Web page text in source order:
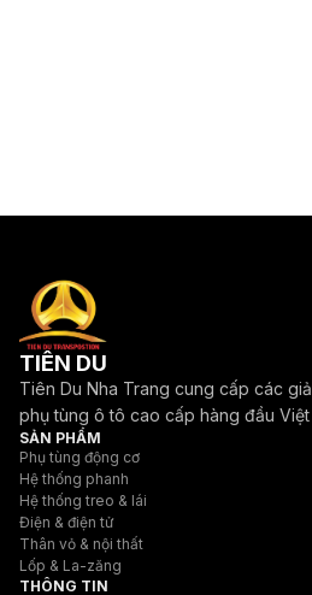
TIÊN DU
Tiên Du Nha Trang cung cấp các
phụ tùng ô tô cao cấp hàng đầu Việt
SẢN PHẨM
Phụ tùng động cơ
Hệ thống phanh
Hệ thống treo & lái
Điện & điện tử
Thân vỏ & nội thất
Lốp & La-zăng
THÔNG TIN